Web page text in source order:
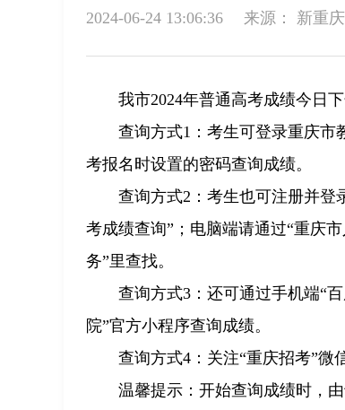
2024-06-24 13:06:36 来源： 新重
我市2024年普通高考成绩今日下
查询方式1：考生可登录重庆市
考报名时设置的密码查询成绩。
查询方式2：考生也可注册并登
考成绩查询”；电脑端请通过“重庆
务”里查找。
查询方式3：还可通过手机端“
院”官方小程序查询成绩。
查询方式4：关注“重庆招考”微
温馨提示：开始查询成绩时，